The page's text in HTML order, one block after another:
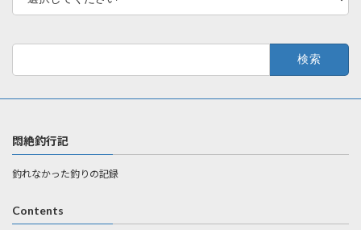
悶絶釣行記
釣れなかった釣りの記録
Contents